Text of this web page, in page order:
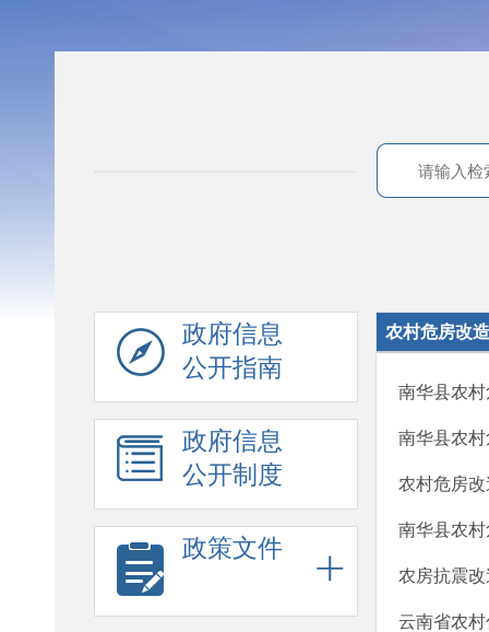
政府信息
公开指南
政府信息
公开制度
政策文件
农村危房改造
南华县农
南华县农
农村危房
南华县农村
农房抗震
云南省农